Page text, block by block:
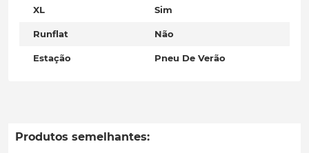
XL Sim
Runflat Não
Estação Pneu De Verão
Produtos semelhantes: